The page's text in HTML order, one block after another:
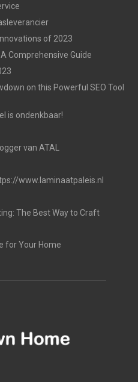
of 2023
Comprehensive Guide
on this Powerful SEO Tool
is ondenkbaar!
van ATAL
www.laminaatpaleis.nl
The Best Way to Craft
for Your Home